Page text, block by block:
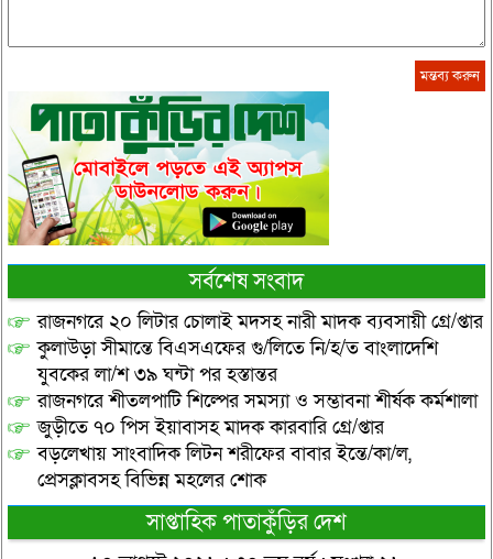
সর্বশেষ সংবাদ
রাজনগরে ২০ লিটার চোলাই মদসহ নারী মাদক ব্যবসায়ী গ্রে/প্তার
কুলাউড়া সীমান্তে বিএসএফের গু/লিতে নি/হ/ত বাংলাদেশি
যুবকের লা/শ ৩৯ ঘন্টা পর হস্তান্তর
রাজনগরে শীতলপাটি শিল্পের সমস্যা ও সম্ভাবনা শীর্ষক কর্মশালা
জুড়ীতে ৭০ পিস ইয়াবাসহ মাদক কারবারি গ্রে/প্তার
বড়লেখায় সাংবাদিক লিটন শরীফের বাবার ইন্তে/কা/ল,
প্রেসক্লাবসহ বিভিন্ন মহলের শোক
সাপ্তাহিক পাতাকুঁড়ির দেশ